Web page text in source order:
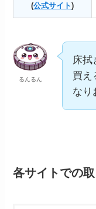
(公式サイト)
るんるん
床拭
買え
なり
各サイトでの